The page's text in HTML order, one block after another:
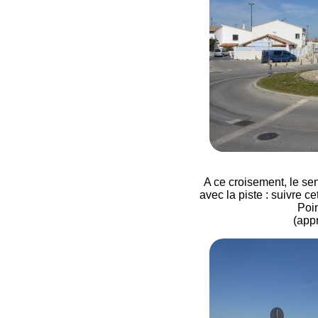
A ce croisement, le
avec la piste : suivre